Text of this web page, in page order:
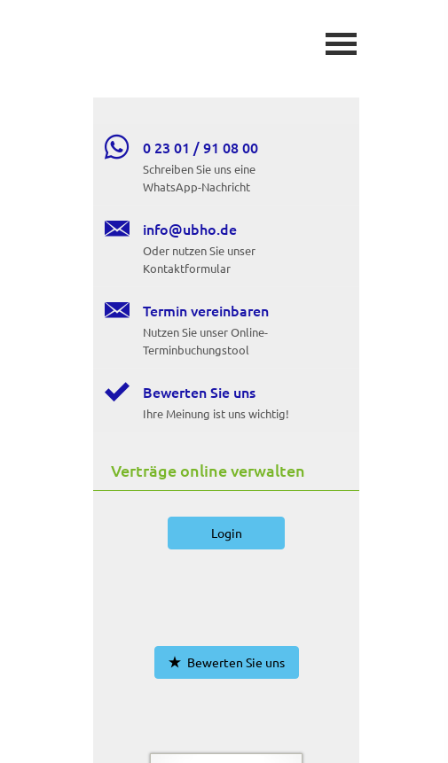
 0 23 01 / 91 08 00
Schreiben Sie uns eine
WhatsApp-Nachricht
 info@ubho.de
Oder nutzen Sie unser
Kontaktformular
 Termin ver­ein­baren
Nutzen Sie unser Online-
Terminbuchungstool
 Bewerten Sie uns
Ihre Meinung ist uns wichtig!
Verträge online verwalten
Login
Bewerten Sie uns